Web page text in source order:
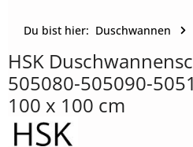
Du bist hier: Duschwannen
HSK
505080-505090-
100 x 100 cm